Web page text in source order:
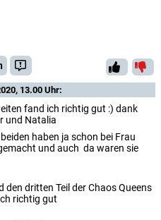
13.00 Uhr:
fand ich richtig gut :) dank
und Natalia
haben ja schon bei Frau
und auch da waren sie
den dritten Teil der Chaos Queens
richtig gut